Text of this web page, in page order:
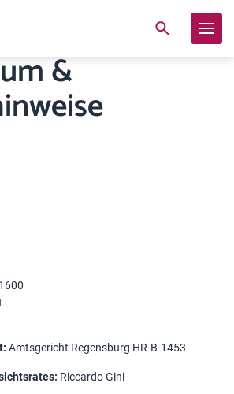
&
Amtsgericht Regensburg HR-B-1453
Riccardo Gini